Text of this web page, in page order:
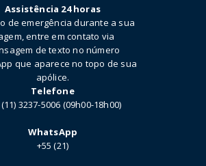
Assistência 24 horas
de emergência durante a sua
entre em contato via
de texto no número
que aparece no topo de sua
apólice.
Telefone
3237-5006 (09h00-18h00)
WhatsApp
+55 (21)